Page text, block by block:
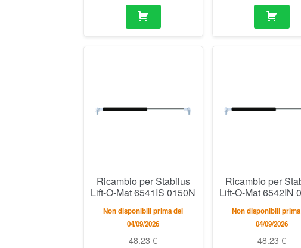
Ricambio per Stabilus
Lift-O-Mat 6541IS 0150N
Non disponibili prima del
04/09/2026
48.23€
Ricambio per
Lift-O-Mat 6542IN
Non disponibili
04/09/2026
48.23€